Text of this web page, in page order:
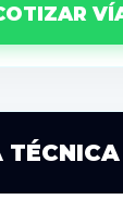
TÉCNICA